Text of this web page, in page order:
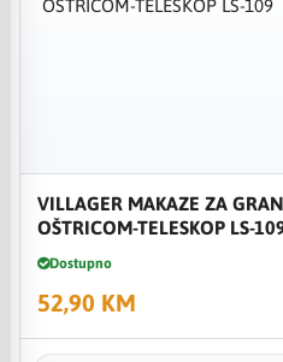
VILLAGER MAKAZE ZA
OŠTRICOM-TELESKOP LS-
Dostupno
52,90 KM